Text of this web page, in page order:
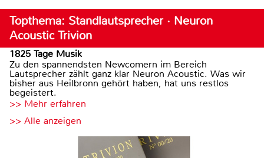
Topthema: Standlautsprecher · Neuron
Acoustic Trivion
1825 Tage Musik
Zu den spannendsten Newcomern im Bereich
Lautsprecher zählt ganz klar Neuron Acoustic. Was wir
bisher aus Heilbronn gehört haben, hat uns restlos
begeistert.
>> Mehr erfahren
>> Alle anzeigen